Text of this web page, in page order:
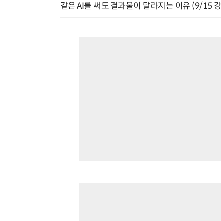
같은 AI를 써도 결과물이 달라지는 이유 (9/15